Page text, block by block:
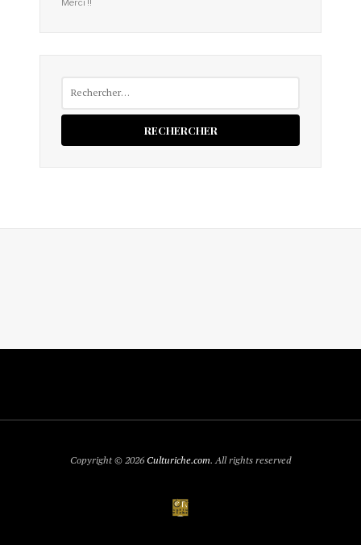
Merci !!
Copyright © 2026Culturiche.com. All rights reserved